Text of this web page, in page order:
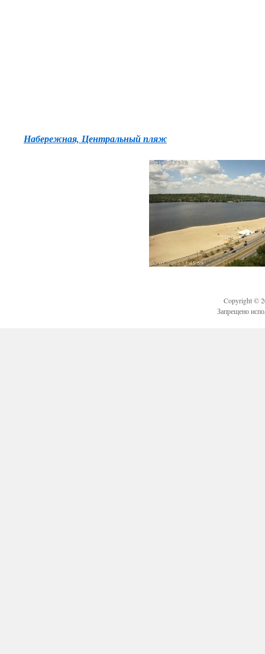
Набережная, Центральный пляж
Copyright ©
Запрещено